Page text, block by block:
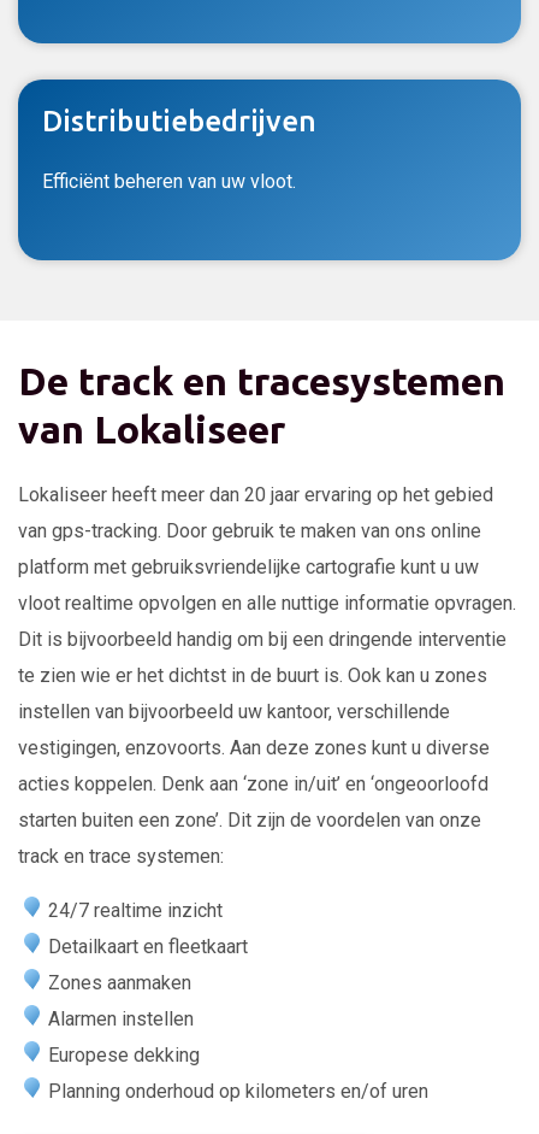
Distributiebedrijven
Efficiënt beheren van uw vloot.
De track en tracesystemen
van Lokaliseer
Lokaliseer heeft meer dan 20 jaar ervaring op het gebied
van gps-tracking. Door gebruik te maken van ons online
platform met gebruiksvriendelijke cartografie kunt u uw
vloot realtime opvolgen en alle nuttige informatie opvragen.
Dit is bijvoorbeeld handig om bij een dringende interventie
te zien wie er het dichtst in de buurt is. Ook kan u zones
instellen van bijvoorbeeld uw kantoor, verschillende
vestigingen, enzovoorts. Aan deze zones kunt u diverse
acties koppelen. Denk aan ‘zone in/uit’ en ‘ongeoorloofd
starten buiten een zone’. Dit zijn de voordelen van onze
track en trace systemen:
24/7 realtime inzicht
Detailkaart en fleetkaart
Zones aanmaken
Alarmen instellen
Europese dekking
Planning onderhoud op kilometers en/of uren